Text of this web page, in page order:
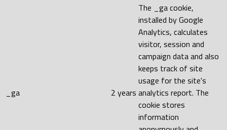
_ga 2 years
The _ga cookie,
installed by Google
Analytics, calculates
visitor, session and
campaign data and also
keeps track of site
usage for the site's
analytics report. The
cookie stores
information